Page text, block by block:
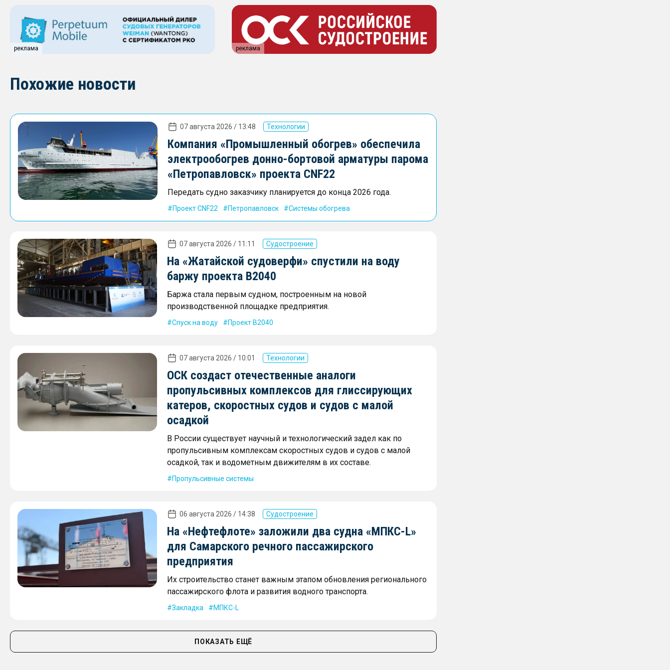
реклама реклама
Похожие новости
07 августа 2026 / 13:48 Технологии
Компания «Промышленный обогрев» обеспечила
электрообогрев донно-бортовой арматуры парома
«Петропавловск» проекта CNF22
Передать судно заказчику планируется до конца 2026 года.
Проект CNF22 Петропавловск Системы обогрева
07 августа 2026 / 11:11 Судостроение
На «Жатайской судоверфи» спустили на воду
баржу проекта В2040
Баржа стала первым судном, построенным на новой
производственной площадке предприятия.
Спуск на воду Проект В2040
07 августа 2026 / 10:01 Технологии
ОСК создаст отечественные аналоги
пропульсивных комплексов для глиссирующих
катеров, скоростных судов и судов с малой
осадкой
В России существует научный и технологический задел как по
пропульсивным комплексам скоростных судов и судов с малой
осадкой, так и водометным движителям в их составе.
Пропульсивные системы
06 августа 2026 / 14:38 Судостроение
На «Нефтефлоте» заложили два судна «МПКС-L»
для Самарского речного пассажирского
предприятия
Их строительство станет важным этапом обновления регионального
пассажирского флота и развития водного транспорта.
Закладка МПКС-L
ПОКАЗАТЬ ЕЩЁ